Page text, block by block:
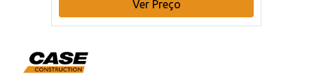
Ver Preço